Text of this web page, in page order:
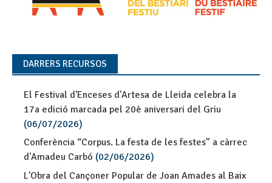
DARRERS RECURSOS
El Festival d'Enceses d'Artesa de Lleida celebra la
17a edició marcada pel 20è aniversari del Griu
(06/07/2026)
Conferència “Corpus. La festa de les festes” a càrrec
d'Amadeu Carbó (02/06/2026)
L'Obra del Cançoner Popular de Joan Amades al Baix